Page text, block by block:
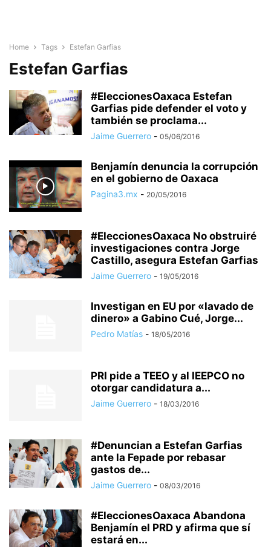
Home Tags Estefan Garfias
Estefan Garfias
#EleccionesOaxaca Estefan
Garfias pide defender el voto y
también se proclama...
Jaime Guerrero - 05/06/2016
Benjamín denuncia la corrupción
en el gobierno de Oaxaca
Pagina3.mx - 20/05/2016
#EleccionesOaxaca No obstruiré
investigaciones contra Jorge
Castillo, asegura Estefan Garfias
Jaime Guerrero - 19/05/2016
Investigan en EU por «lavado de
dinero» a Gabino Cué, Jorge...
Pedro Matías - 18/05/2016
PRI pide a TEEO y al IEEPCO no
otorgar candidatura a...
Jaime Guerrero - 18/03/2016
#Denuncian a Estefan Garfias
ante la Fepade por rebasar
gastos de...
Jaime Guerrero - 08/03/2016
#EleccionesOaxaca Abandona
Benjamín el PRD y afirma que sí
estará en...